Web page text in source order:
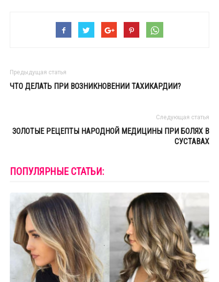
Предыдущая статья
ЧТО ДЕЛАТЬ ПРИ ВОЗНИКНОВЕНИИ ТАХИКАРДИИ?
Следующая статья
ЗОЛОТЫЕ РЕЦЕПТЫ НАРОДНОЙ МЕДИЦИНЫ ПРИ БОЛЯХ В
СУСТАВАХ
ПОПУЛЯРНЫЕ СТАТЬИ: